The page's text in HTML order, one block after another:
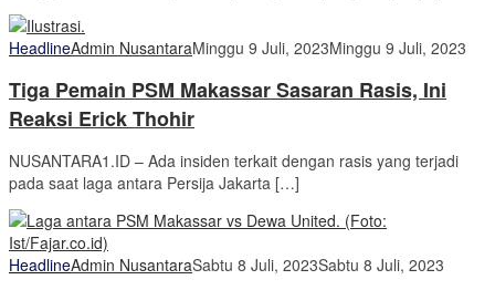
HeadlineAdmin NusantaraMinggu 9 Juli, 2023Minggu 9 Juli, 2023
Tiga Pemain PSM Makassar Sasaran Rasis, Ini
Reaksi Erick Thohir
NUSANTARA1.ID – Ada insiden terkait dengan rasis yang terjadi
pada saat laga antara Persija Jakarta […]
HeadlineAdmin NusantaraSabtu 8 Juli, 2023Sabtu 8 Juli, 2023